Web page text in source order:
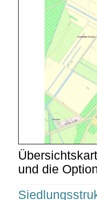
und die